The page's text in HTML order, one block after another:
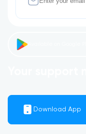
Download App